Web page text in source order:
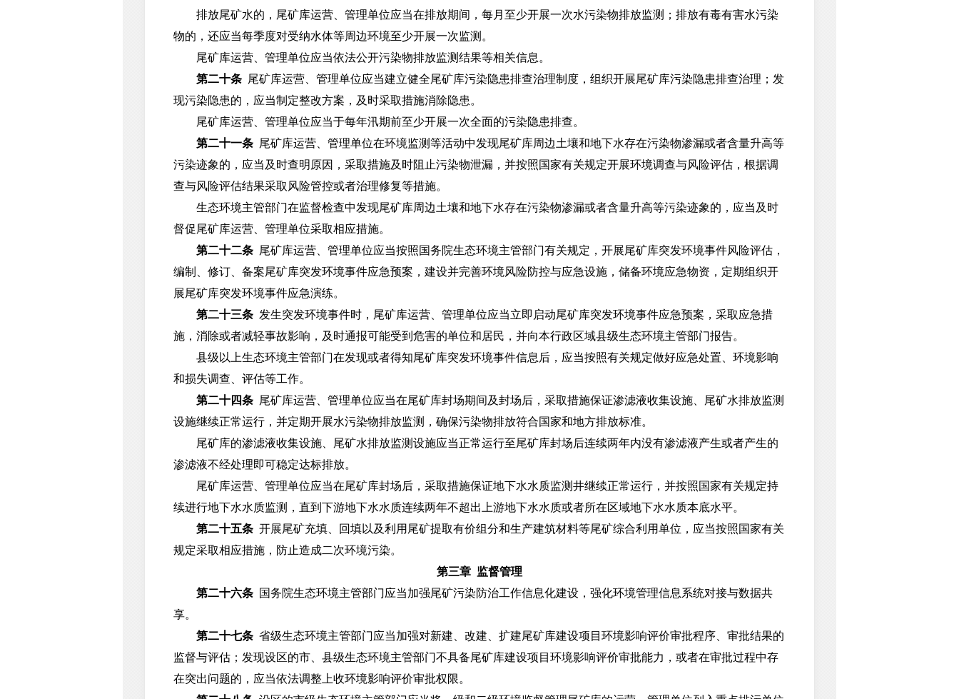
排放尾矿水的，尾矿库运营、管理单位应当在排放期间，每月至少开展一次水污染物排放监测；排放有毒有害水污染
物的，还应当每季度对受纳水体等周边环境至少开展一次监测。
尾矿库运营、管理单位应当依法公开污染物排放监测结果等相关信息。
第二十条 尾矿库运营、管理单位应当建立健全尾矿库污染隐患排查治理制度，组织开展尾矿库污染隐患排查治理；发
现污染隐患的，应当制定整改方案，及时采取措施消除隐患。
尾矿库运营、管理单位应当于每年汛期前至少开展一次全面的污染隐患排查。
第二十一条 尾矿库运营、管理单位在环境监测等活动中发现尾矿库周边土壤和地下水存在污染物渗漏或者含量升高等
污染迹象的，应当及时查明原因，采取措施及时阻止污染物泄漏，并按照国家有关规定开展环境调查与风险评估，根据调
查与风险评估结果采取风险管控或者治理修复等措施。
生态环境主管部门在监督检查中发现尾矿库周边土壤和地下水存在污染物渗漏或者含量升高等污染迹象的，应当及时
督促尾矿库运营、管理单位采取相应措施。
第二十二条 尾矿库运营、管理单位应当按照国务院生态环境主管部门有关规定，开展尾矿库突发环境事件风险评估，
编制、修订、备案尾矿库突发环境事件应急预案，建设并完善环境风险防控与应急设施，储备环境应急物资，定期组织开
展尾矿库突发环境事件应急演练。
第二十三条 发生突发环境事件时，尾矿库运营、管理单位应当立即启动尾矿库突发环境事件应急预案，采取应急措
施，消除或者减轻事故影响，及时通报可能受到危害的单位和居民，并向本行政区域县级生态环境主管部门报告。
县级以上生态环境主管部门在发现或者得知尾矿库突发环境事件信息后，应当按照有关规定做好应急处置、环境影响
和损失调查、评估等工作。
第二十四条 尾矿库运营、管理单位应当在尾矿库封场期间及封场后，采取措施保证渗滤液收集设施、尾矿水排放监测
设施继续正常运行，并定期开展水污染物排放监测，确保污染物排放符合国家和地方排放标准。
尾矿库的渗滤液收集设施、尾矿水排放监测设施应当正常运行至尾矿库封场后连续两年内没有渗滤液产生或者产生的
渗滤液不经处理即可稳定达标排放。
尾矿库运营、管理单位应当在尾矿库封场后，采取措施保证地下水水质监测井继续正常运行，并按照国家有关规定持
续进行地下水水质监测，直到下游地下水水质连续两年不超出上游地下水水质或者所在区域地下水水质本底水平。
第二十五条 开展尾矿充填、回填以及利用尾矿提取有价组分和生产建筑材料等尾矿综合利用单位，应当按照国家有关
规定采取相应措施，防止造成二次环境污染。
第三章 监督管理
第二十六条 国务院生态环境主管部门应当加强尾矿污染防治工作信息化建设，强化环境管理信息系统对接与数据共
享。
第二十七条 省级生态环境主管部门应当加强对新建、改建、扩建尾矿库建设项目环境影响评价审批程序、审批结果的
监督与评估；发现设区的市、县级生态环境主管部门不具备尾矿库建设项目环境影响评价审批能力，或者在审批过程中存
在突出问题的，应当依法调整上收环境影响评价审批权限。